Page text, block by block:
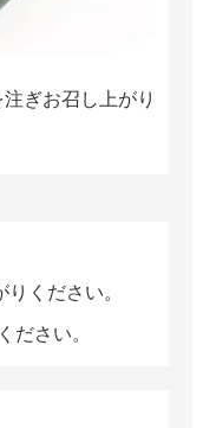
ぎお召し上がり
ください。
ださい。